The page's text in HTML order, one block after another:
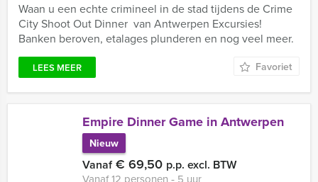
Waan u een echte crimineel in de stad tijdens de Crime
City Shoot Out Dinner van Antwerpen Excursies!
Banken beroven, etalages plunderen en nog veel meer.
LEES MEER Favoriet
Empire Dinner Game in Antwerpen
Nieuw
Vanaf€ 69,50 p.p. excl. BTW
Vanaf 12 personen ‐ 5 uur